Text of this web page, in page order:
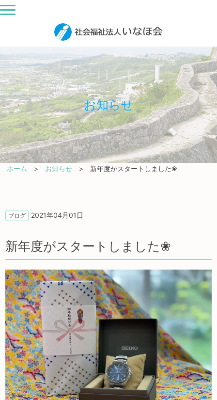
お知らせ
ホーム お知らせ 新年度がスタートしました❀
ブログ 2021年04月01日
新年度がスタートしました❀